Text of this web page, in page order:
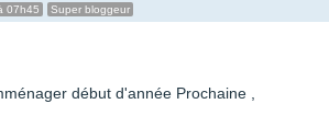
07h45 Super bloggeur
début d'année Prochaine ,